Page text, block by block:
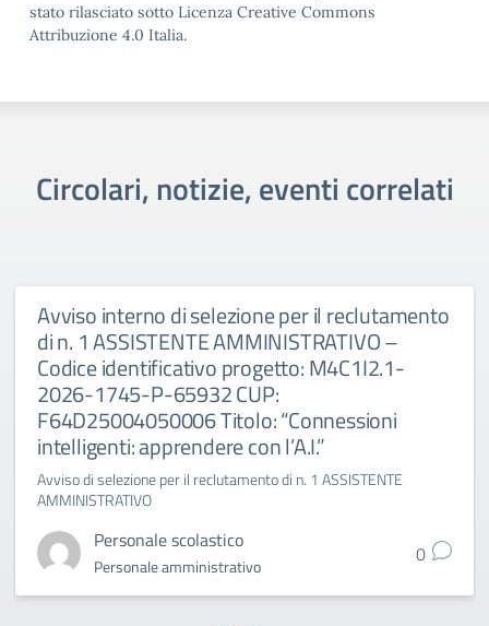
stato rilasciato sotto Licenza Creative Commons
Attribuzione 4.0 Italia.
Circolari, notizie, eventi correlati
Avviso interno di selezione per il reclutamento
di n. 1 ASSISTENTE AMMINISTRATIVO –
Codice identificativo progetto: M4C1I2.1-
2026-1745-P-65932 CUP:
F64D25004050006 Titolo: “Connessioni
intelligenti: apprendere con l’A.I.”
Avviso di selezione per il reclutamento di n. 1 ASSISTENTE
AMMINISTRATIVO
Personale scolastico
Personale amministrativo 0